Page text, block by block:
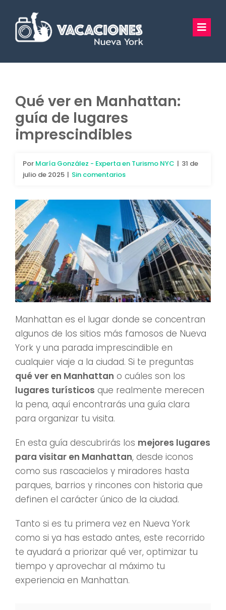
contenido
Vacaciones Nueva York
Tours Privados
Guía Turística
Hoteles
Preguntas Frecuentes
Qué ver en Manhattan:
guía de lugares
imprescindibles
Por María González - Experta en Turismo NYC | 31 de
julio de 2025 | Sin comentarios
Manhattan es el lugar donde se concentran
algunos de los sitios más famosos de Nueva
York y una parada imprescindible en
cualquier viaje a la ciudad. Si te preguntas
qué ver en Manhattan o cuáles son los
lugares turísticos que realmente merecen
la pena, aquí encontrarás una guía clara
para organizar tu visita.
En esta guía descubrirás los mejores lugares
para visitar en Manhattan, desde iconos
como sus rascacielos y miradores hasta
parques, barrios y rincones con historia que
definen el carácter único de la ciudad.
Tanto si es tu primera vez en Nueva York
como si ya has estado antes, este recorrido
te ayudará a priorizar qué ver, optimizar tu
tiempo y aprovechar al máximo tu
experiencia en Manhattan.